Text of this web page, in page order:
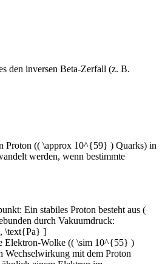
den inversen Beta-Zerfall (z. B.
Proton (( \approx 10^{59} ) Quarks) in
werden, wenn bestimmte
Ein stabiles Proton besteht aus (
durch Vakuumdruck:
\text{Pa} ]
Elektron-Wolke (( \sim 10^{55} )
Wechselwirkung mit dem Proton